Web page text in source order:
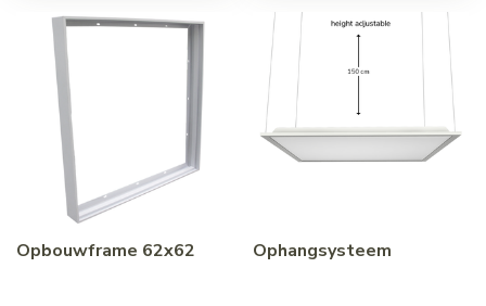
Opbouwframe 62x62 Ophangsysteem